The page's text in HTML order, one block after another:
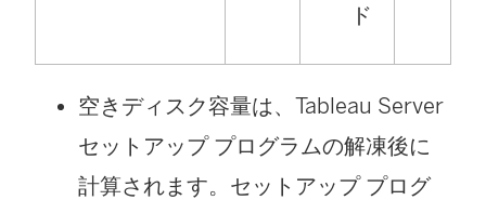
ド
空きディスク容量は、Tableau Server
セットアップ プログラムの解凍後に
計算されます。セットアップ プログ